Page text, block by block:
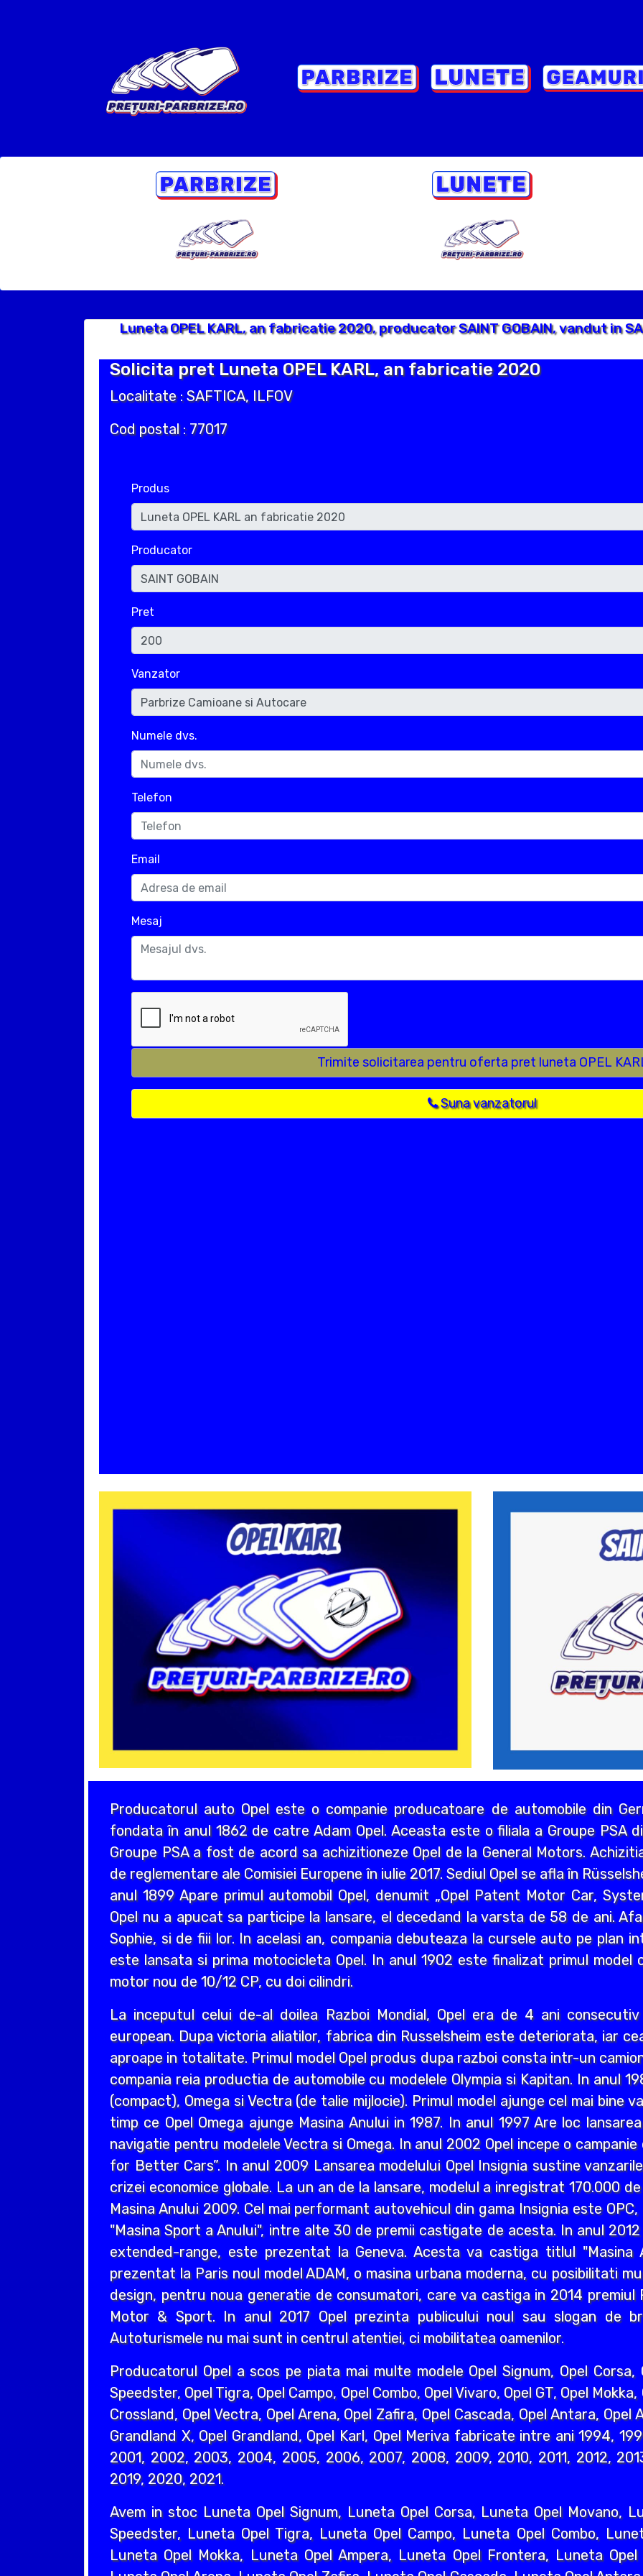
Luneta OPEL KARL, an fabricatie 2020, producator SAINT GOBAIN, vandut in
Solicita pret Luneta OPEL KARL, an fabricatie 2020
Localitate : SAFTICA, ILFOV
Cod postal : 77017
Produs
Producator
Pret
Vanzator
Numele dvs.
Telefon
Email
Mesaj
Trimite solicitarea pentru oferta pret luneta OPEL
Suna vanzatorul
Producatorul auto Opel este o companie producatoare de automobile din
fondata în anul 1862 de catre Adam Opel. Aceasta este o filiala a Groupe PSA
Groupe PSA a fost de acord sa achizitioneze Opel de la General Motors.
de reglementare ale Comisiei Europene în iulie 2017. Sediul Opel se afla în
anul 1899 Apare primul automobil Opel, denumit „Opel Patent Motor Car,
Opel nu a apucat sa participe la lansare, el decedand la varsta de 58 de ani.
Sophie, si de fiii lor. In acelasi an, compania debuteaza la cursele auto pe plan
este lansata si prima motocicleta Opel. In anul 1902 este finalizat primul
motor nou de 10/12 CP, cu doi cilindri.
La inceputul celui de-al doilea Razboi Mondial, Opel era de 4 ani
european. Dupa victoria aliatilor, fabrica din Russelsheim este deteriorata, iar
aproape in totalitate. Primul model Opel produs dupa razboi consta intr-un
compania reia productia de automobile cu modelele Olympia si Kapitan. In anul
(compact), Omega si Vectra (de talie mijlocie). Primul model ajunge cel mai bine
timp ce Opel Omega ajunge Masina Anului in 1987. In anul 1997 Are loc
navigatie pentru modelele Vectra si Omega. In anul 2002 Opel incepe o campanie
for Better Cars”. In anul 2009 Lansarea modelului Opel Insignia sustine
crizei economice globale. La un an de la lansare, modelul a inregistrat 170.000
Masina Anului 2009. Cel mai performant autovehicul din gama Insignia este
"Masina Sport a Anului", intre alte 30 de premii castigate de acesta. In anul
extended-range, este prezentat la Geneva. Acesta va castiga titlul "Masina
prezentat la Paris noul model ADAM, o masina urbana moderna, cu posibilitati
design, pentru noua generatie de consumatori, care va castiga in 2014 premiul
Motor & Sport. In anul 2017 Opel prezinta publicului noul sau slogan de
Autoturismele nu mai sunt in centrul atentiei, ci mobilitatea oamenilor.
Producatorul Opel a scos pe piata mai multe modele Opel Signum, Opel Corsa,
Speedster, Opel Tigra, Opel Campo, Opel Combo, Opel Vivaro, Opel GT, Opel
Crossland, Opel Vectra, Opel Arena, Opel Zafira, Opel Cascada, Opel Antara, Opel
Grandland X, Opel Grandland, Opel Karl, Opel Meriva fabricate intre ani 1994,
2001, 2002, 2003, 2004, 2005, 2006, 2007, 2008, 2009, 2010, 2011, 2012,
2019, 2020, 2021.
Avem in stoc Luneta Opel Signum, Luneta Opel Corsa, Luneta Opel Movano,
Speedster, Luneta Opel Tigra, Luneta Opel Campo, Luneta Opel Combo,
Luneta Opel Mokka, Luneta Opel Ampera, Luneta Opel Frontera, Luneta